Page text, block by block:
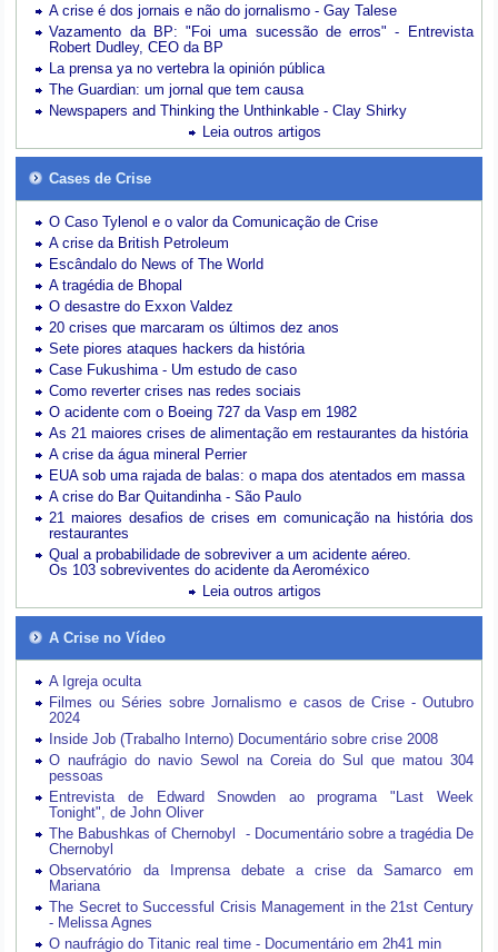
A crise é dos jornais e não do jornalismo - Gay Talese
Vazamento da BP: "Foi uma sucessão de erros" - Entrevista
Robert Dudley, CEO da BP
La prensa ya no vertebra la opinión pública
The Guardian: um jornal que tem causa
Newspapers and Thinking the Unthinkable - Clay Shirky
Leia outros artigos
Cases de Crise
O Caso Tylenol e o valor da Comunicação de Crise
A crise da British Petroleum
Escândalo do News of The World
A tragédia de Bhopal
O desastre do Exxon Valdez
20 crises que marcaram os últimos dez anos
Sete piores ataques hackers da história
Case Fukushima - Um estudo de caso
Como reverter crises nas redes sociais
O acidente com o Boeing 727 da Vasp em 1982
As 21 maiores crises de alimentação em restaurantes da história
A crise da água mineral Perrier
EUA sob uma rajada de balas: o mapa dos atentados em massa
A crise do Bar Quitandinha - São Paulo
21 maiores desafios de crises em comunicação na história dos
restaurantes
Qual a probabilidade de sobreviver a um acidente aéreo.
Os 103 sobreviventes do acidente da Aeroméxico
Leia outros artigos
A Crise no Vídeo
A Igreja oculta
Filmes ou Séries sobre Jornalismo e casos de Crise - Outubro
2024
Inside Job (Trabalho Interno) Documentário sobre crise 2008
O naufrágio do navio Sewol na Coreia do Sul que matou 304
pessoas
Entrevista de Edward Snowden ao programa "Last Week
Tonight", de John Oliver
The Babushkas of Chernobyl - Documentário sobre a tragédia De
Chernobyl
Observatório da Imprensa debate a crise da Samarco em
Mariana
The Secret to Successful Crisis Management in the 21st Century
- Melissa Agnes
O naufrágio do Titanic real time - Documentário em 2h41 min